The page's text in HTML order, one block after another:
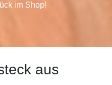
im Shop!
aus